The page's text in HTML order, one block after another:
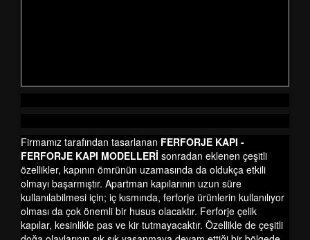
Firmamız tarafından tasarlanan FERFORJE KAPI -
FERFORJE KAPI MODELLERİ sonradan eklenen çeşitli
özellikler, kapının ömrünün uzamasında da oldukça etkili
olmayı başarmıştır. Apartman kapılarının uzun süre
kullanılabilmesi için; iç kısmında, ferforje ürünlerin kullanılıyor
olması da çok önemli bir husus olacaktır. Ferforje çelik
kapılar, kesinlikle pas ve kir tutmayacaktır. Özellikle de çeşitli